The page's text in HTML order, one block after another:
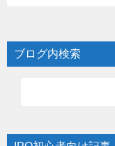
ブログ内検索